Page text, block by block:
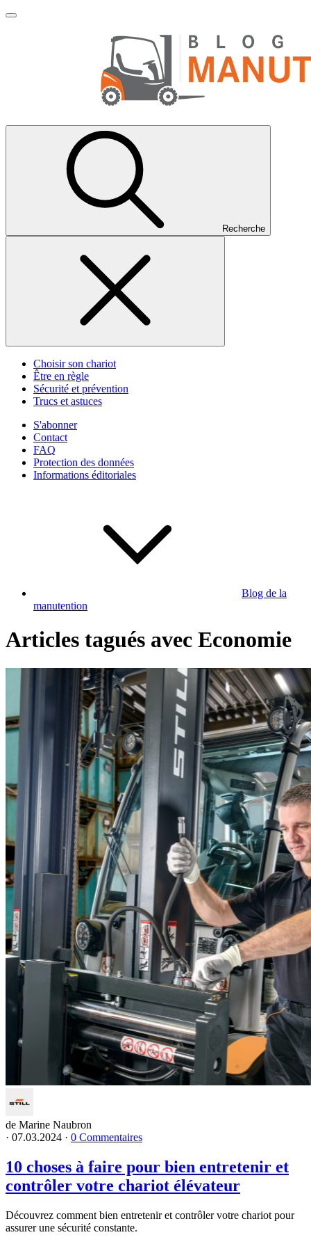
Recherche
Choisir son chariot
Être en règle
Sécurité et prévention
Trucs et astuces
S'abonner
Contact
FAQ
Protection des données
Informations éditoriales
Blog de la
manutention
Articles tagués avec Economie
de Marine Naubron
· 07.03.2024 · 0 Commentaires
10 choses à faire pour bien entretenir et
contrôler votre chariot élévateur
Découvrez comment bien entretenir et contrôler votre chariot pour
assurer une sécurité constante.